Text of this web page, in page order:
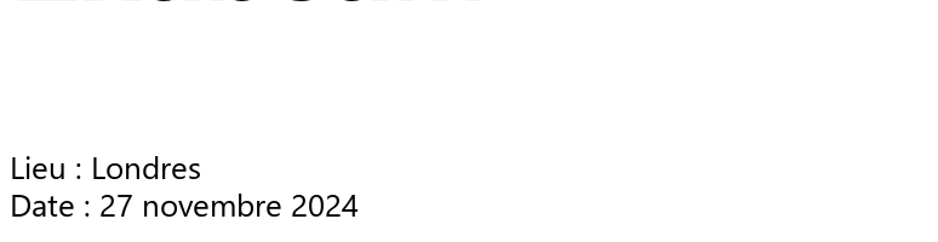
Lieu : Londres
Date : 27 novembre 2024